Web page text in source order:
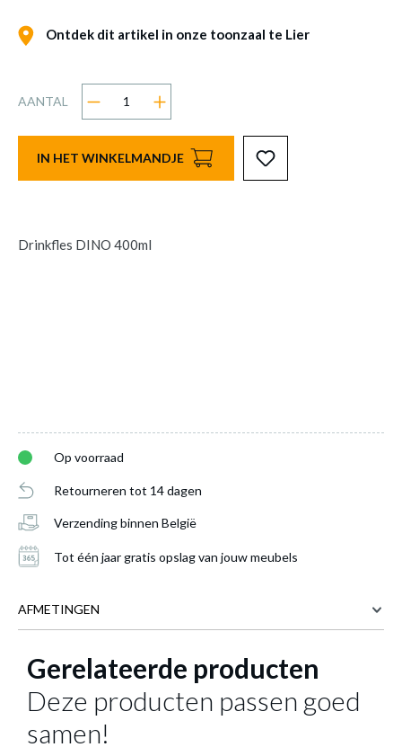
Ontdek dit artikel in onze toonzaal te Lier
AANTAL
IN HET WINKELMANDJE
Drinkfles DINO 400ml
Op voorraad
Retourneren tot 14 dagen
Verzending binnen België
Tot één jaar gratis opslag van jouw meubels
AFMETINGEN
BREEDTE 7.4 cm
7.4 cm
HOOGTE 15.6 cm
Meer afmetingen
Gerelateerde producten
Deze producten passen goed
samen!Drinkfles DINO 400ml
is toegevoegd aan je
winkelmandje